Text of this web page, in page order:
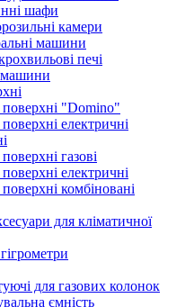
шафи
камери
машини
печі
поверхні "Domino"
електричні
газові
електричні
комбіновані
для кліматичної
для газових колонок
ємність